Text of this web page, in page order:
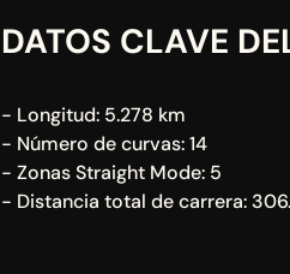
DATOS CLAVE
- Longitud: 5.278 km
- Número de curvas: 14
- Zonas Straight Mode: 5
- Distancia total de carrera: